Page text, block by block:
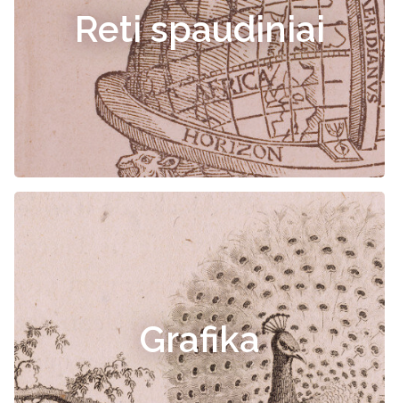
Reti spaudiniai
Grafika